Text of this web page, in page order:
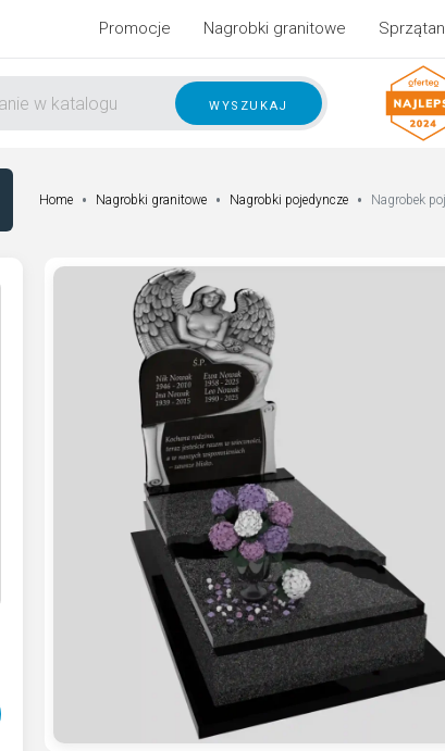
Promocje Nagrobki granitowe
wyszukaj
Home Nagrobki granitowe Nagrobki pojedyncze Nagrobek